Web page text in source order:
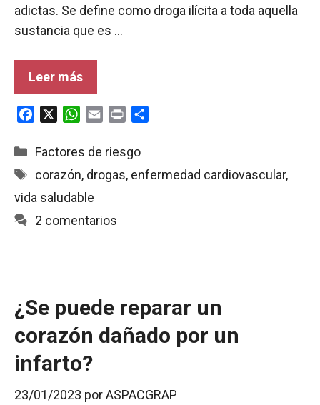
adictas. Se define como droga ilícita a toda aquella
sustancia que es …
Leer más
c
b
o
o
W
a
s
A
p
a
l
i
t
a
Categorías
Factores de riesgo
Etiquetas
corazón, drogas, enfermedad cardiovascular,
vida saludable
2 comentarios
¿Se puede reparar un
corazón dañado por un
infarto?
23/01/2023 porASPACGRAP